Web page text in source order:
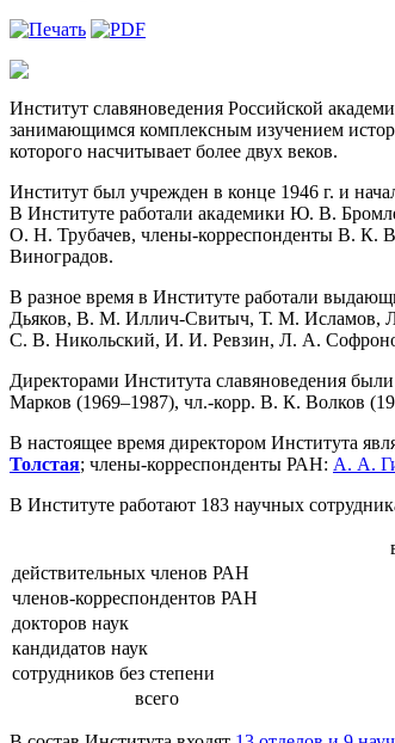
Институт славяноведения Российской
занимающимся комплексным изучением
которого насчитывает более двух веков.
Институт был учрежден в конце 1946 г. и
В Институте работали академики Ю. В.
О. Н. Трубачев, члены-корреспонденты В. К.
Виноградов.
В разное время в Институте работали
Дьяков, В. М. Иллич-Свитыч, Т. М.
С. В. Никольский, И. И. Ревзин, Л. А.
Директорами Института славяноведения
Марков (1969–1987), чл.-корр. В. К. Волков
В настоящее время директором Института
Толстая; члены-корреспонденты РАН: А. А.
В Институте работают 183 научных
действительных членов РАН
членов-корреспондентов РАН
докторов наук
кандидатов наук
сотрудников без степени
всего